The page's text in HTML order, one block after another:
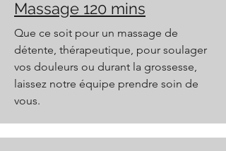
Massage 120 mins
Que ce soit pour un massage de
détente, thérapeutique, pour soulager
vos douleurs ou durant la grossesse,
laissez notre équipe prendre soin de
vous.